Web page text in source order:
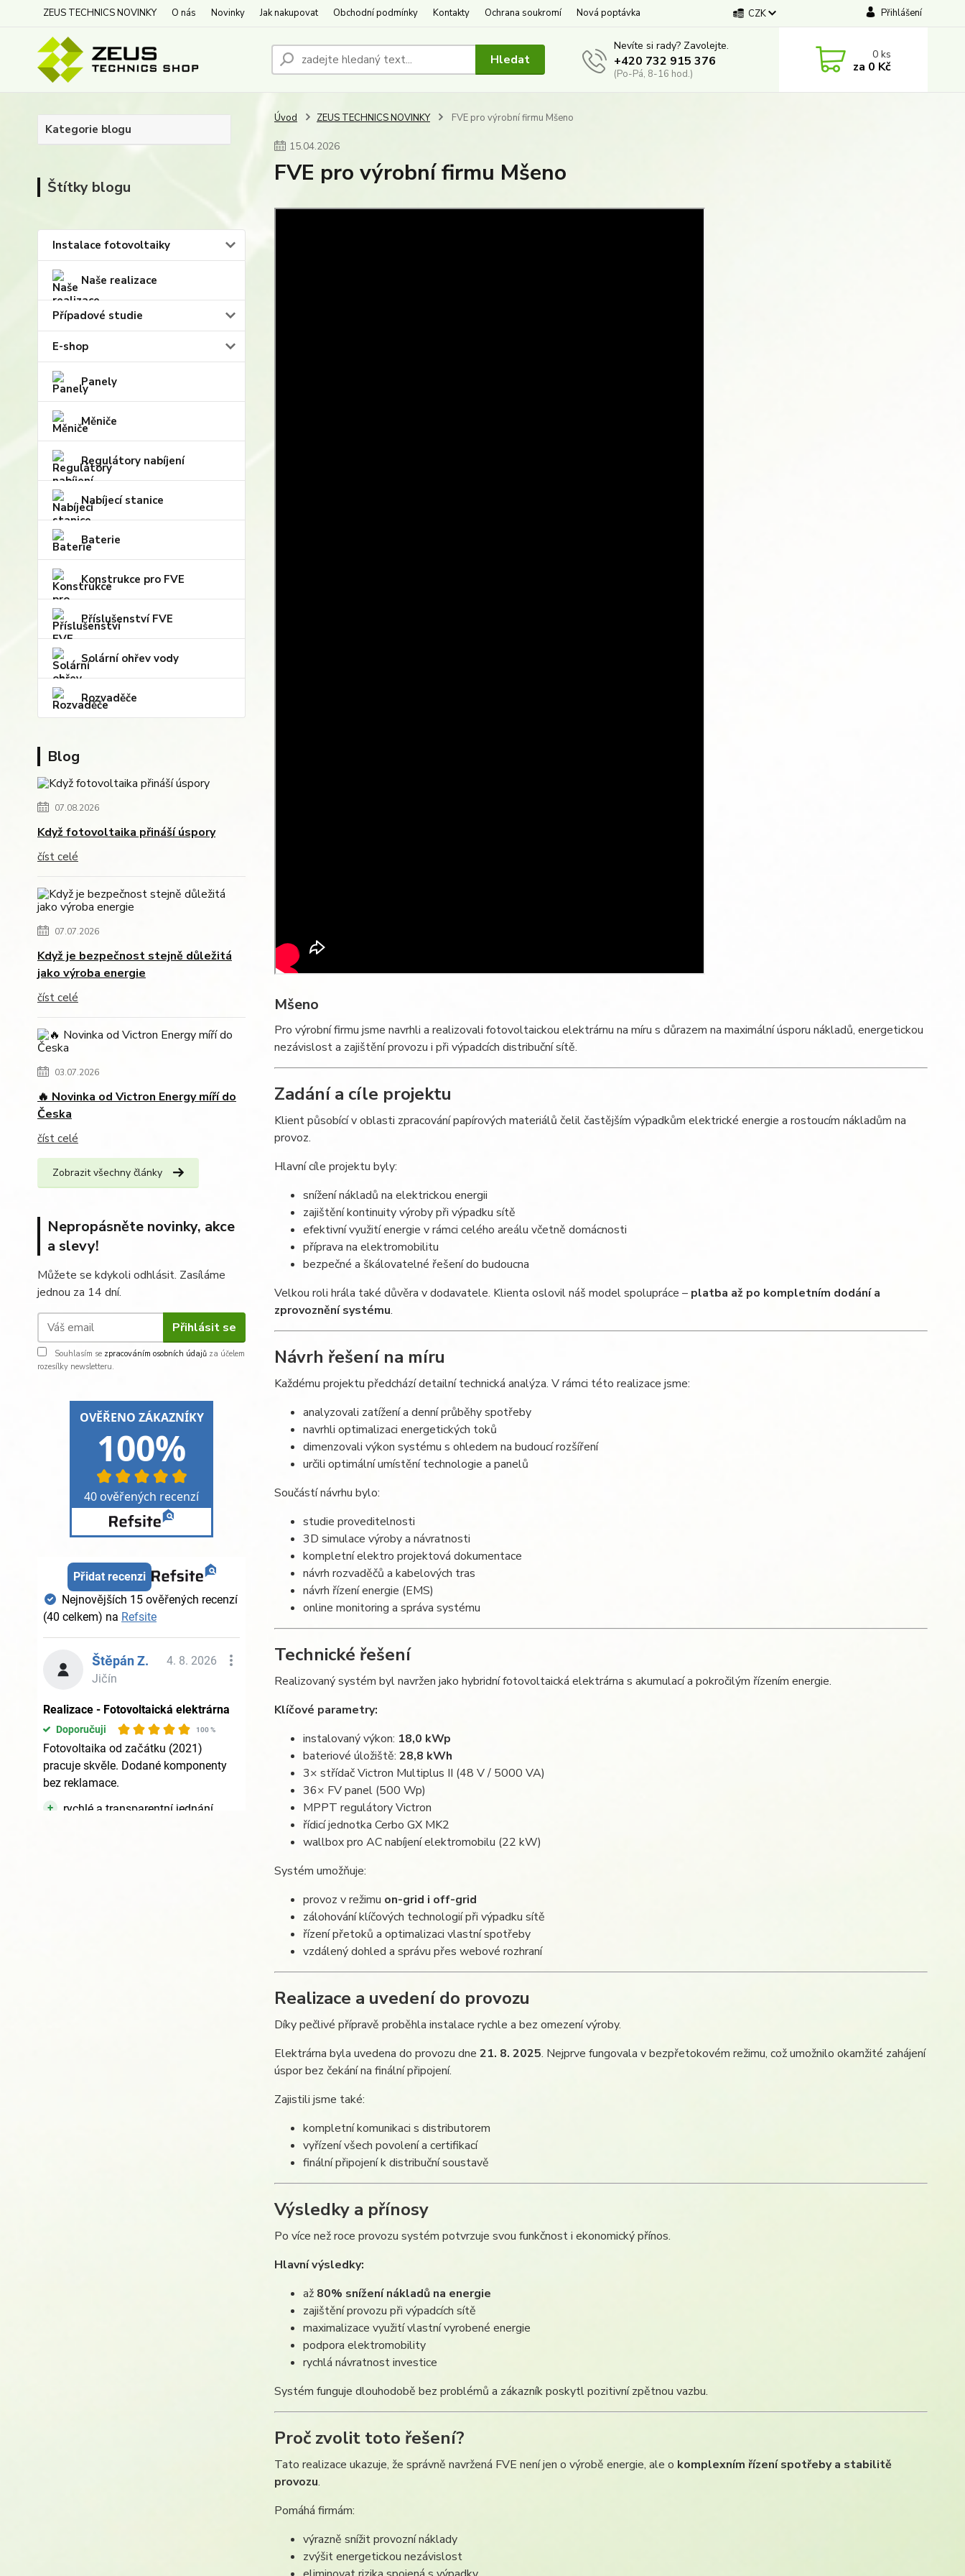
ZEUS TECHNICS NOVINKY O nás Novinky Jak nakupovat Obchodní podmínky Kontakty Ochrana soukromí Nová poptávka CZK Přihlášení
Hledat
Nevíte si rady? Zavolejte.
+420 732 915 376
(Po-Pá, 8-16 hod.)
0ks
za 0 Kč
Kategorie blogu
Štítky blogu
Instalace fotovoltaiky
Naše realizace
Případové studie
E-shop
Panely
Měniče
Regulátory nabíjení
Nabíjecí stanice
Baterie
Konstrukce pro FVE
Příslušenství FVE
Solární ohřev vody
Rozvaděče
Blog
07.08.2026
Když fotovoltaika přináší úspory
číst celé
07.07.2026
Když je bezpečnost stejně důležitá
jako výroba energie
číst celé
03.07.2026
🔥 Novinka od Victron Energy míří do
Česka
číst celé
Zobrazit všechny články
Nepropásněte novinky, akce
a slevy!
Můžete se kdykoli odhlásit. Zasíláme
jednou za 14 dní.
Přihlásit se
Souhlasím se zpracováním osobních údajů za účelem
rozesílky newsletteru.
Úvod ZEUS TECHNICS NOVINKY FVE pro výrobní firmu Mšeno
15.04.2026
FVE pro výrobní firmu Mšeno
Mšeno
Pro výrobní firmu jsme navrhli a realizovali fotovoltaickou elektrárnu na míru s důrazem na maximální úsporu nákladů, energetickou
nezávislost a zajištění provozu i při výpadcích distribuční sítě.
Zadání a cíle projektu
Klient působící v oblasti zpracování papírových materiálů čelil častějším výpadkům elektrické energie a rostoucím nákladům na
provoz.
Hlavní cíle projektu byly:
snížení nákladů na elektrickou energii
zajištění kontinuity výroby při výpadku sítě
efektivní využití energie v rámci celého areálu včetně domácnosti
příprava na elektromobilitu
bezpečné a škálovatelné řešení do budoucna
Velkou roli hrála také důvěra v dodavatele. Klienta oslovil náš model spolupráce – platba až po kompletním dodání a
zprovoznění systému.
Návrh řešení na míru
Každému projektu předchází detailní technická analýza. V rámci této realizace jsme:
analyzovali zatížení a denní průběhy spotřeby
navrhli optimalizaci energetických toků
dimenzovali výkon systému s ohledem na budoucí rozšíření
určili optimální umístění technologie a panelů
Součástí návrhu bylo:
studie proveditelnosti
3D simulace výroby a návratnosti
kompletní elektro projektová dokumentace
návrh rozvaděčů a kabelových tras
návrh řízení energie (EMS)
online monitoring a správa systému
Technické řešení
Realizovaný systém byl navržen jako hybridní fotovoltaická elektrárna s akumulací a pokročilým řízením energie.
Klíčové parametry:
instalovaný výkon: 18,0 kWp
bateriové úložiště: 28,8 kWh
3× střídač Victron Multiplus II (48 V / 5000 VA)
36× FV panel (500 Wp)
MPPT regulátory Victron
řídicí jednotka Cerbo GX MK2
wallbox pro AC nabíjení elektromobilu (22 kW)
Systém umožňuje:
provoz v režimu on-grid i off-grid
zálohování klíčových technologií při výpadku sítě
řízení přetoků a optimalizaci vlastní spotřeby
vzdálený dohled a správu přes webové rozhraní
Realizace a uvedení do provozu
Díky pečlivé přípravě proběhla instalace rychle a bez omezení výroby.
Elektrárna byla uvedena do provozu dne 21. 8. 2025. Nejprve fungovala v bezpřetokovém režimu, což umožnilo okamžité zahájení
úspor bez čekání na finální připojení.
Zajistili jsme také:
kompletní komunikaci s distributorem
vyřízení všech povolení a certifikací
finální připojení k distribuční soustavě
Výsledky a přínosy
Po více než roce provozu systém potvrzuje svou funkčnost i ekonomický přínos.
Hlavní výsledky:
až 80% snížení nákladů na energie
zajištění provozu při výpadcích sítě
maximalizace využití vlastní vyrobené energie
podpora elektromobility
rychlá návratnost investice
Systém funguje dlouhodobě bez problémů a zákazník poskytl pozitivní zpětnou vazbu.
Proč zvolit toto řešení?
Tato realizace ukazuje, že správně navržená FVE není jen o výrobě energie, ale o komplexním řízení spotřeby a stabilitě
provozu.
Pomáhá firmám:
výrazně snížit provozní náklady
zvýšit energetickou nezávislost